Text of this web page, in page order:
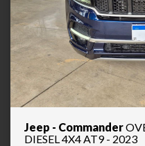
Jeep - Commander
DIESEL 4X4 AT9 - 2023